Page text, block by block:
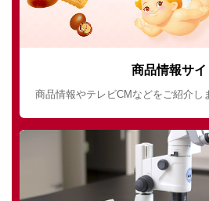
商品情報サイ
商品情報やテレビCMなどをご紹介し